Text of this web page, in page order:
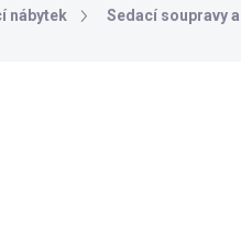
nábytek Sedací soupravy